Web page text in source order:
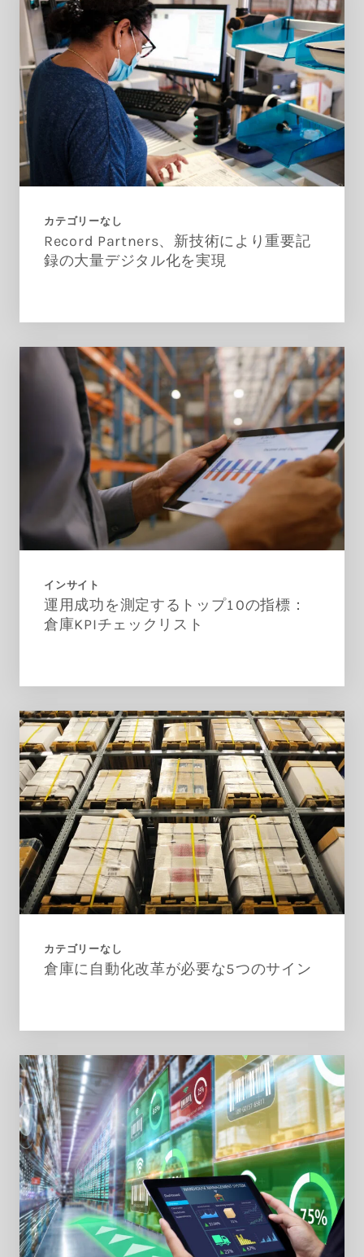
カテゴリーなし
Record Partners、新技術により重要記
録の大量デジタル化を実現
インサイト
運用成功を測定するトップ10の指標：
倉庫KPIチェックリスト
カテゴリーなし
倉庫に自動化改革が必要な5つのサイン